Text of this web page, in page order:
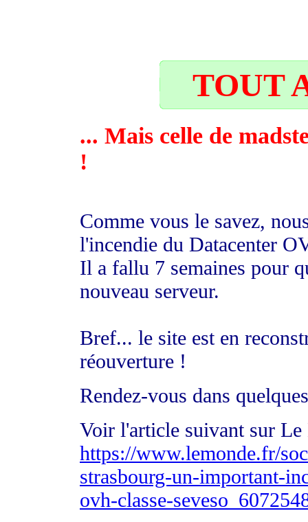
TOUT
... Mais celle de
!
Comme vous le savez,
l'incendie du Datacenter
Il a fallu 7 semaines pour
nouveau serveur.
Bref... le site est en
réouverture !
Rendez-vous dans
Voir l'article suivant sur
https://www.lemonde.fr/
strasbourg-un-important-
ovh-classe-